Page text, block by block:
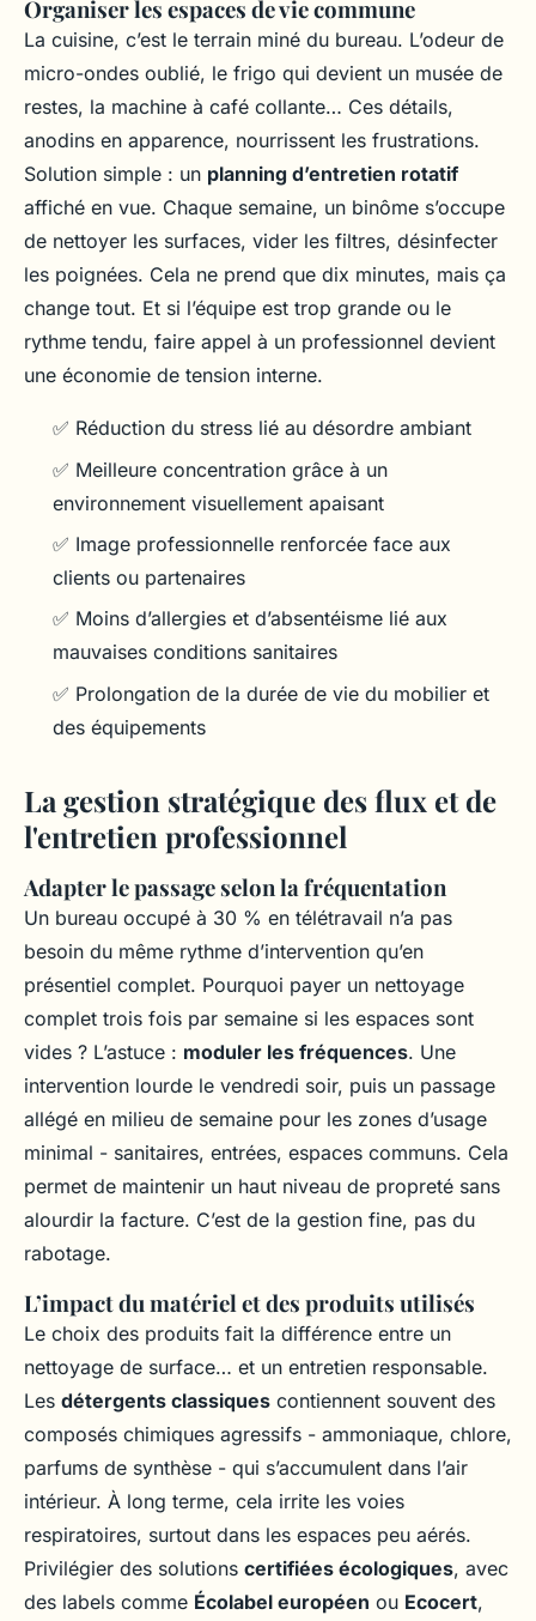
Organiser les espaces de vie commune
La cuisine, c’est le terrain miné du bureau. L’odeur de
micro-ondes oublié, le frigo qui devient un musée de
restes, la machine à café collante… Ces détails,
anodins en apparence, nourrissent les frustrations.
Solution simple : un planning d’entretien rotatif
affiché en vue. Chaque semaine, un binôme s’occupe
de nettoyer les surfaces, vider les filtres, désinfecter
les poignées. Cela ne prend que dix minutes, mais ça
change tout. Et si l’équipe est trop grande ou le
rythme tendu, faire appel à un professionnel devient
une économie de tension interne.
✅ Réduction du stress lié au désordre ambiant
✅ Meilleure concentration grâce à un
environnement visuellement apaisant
✅ Image professionnelle renforcée face aux
clients ou partenaires
✅ Moins d’allergies et d’absentéisme lié aux
mauvaises conditions sanitaires
✅ Prolongation de la durée de vie du mobilier et
des équipements
La gestion stratégique des flux et de
l'entretien professionnel
Adapter le passage selon la fréquentation
Un bureau occupé à 30 % en télétravail n’a pas
besoin du même rythme d’intervention qu’en
présentiel complet. Pourquoi payer un nettoyage
complet trois fois par semaine si les espaces sont
vides ? L’astuce : moduler les fréquences. Une
intervention lourde le vendredi soir, puis un passage
allégé en milieu de semaine pour les zones d’usage
minimal - sanitaires, entrées, espaces communs. Cela
permet de maintenir un haut niveau de propreté sans
alourdir la facture. C’est de la gestion fine, pas du
rabotage.
L’impact du matériel et des produits utilisés
Le choix des produits fait la différence entre un
nettoyage de surface… et un entretien responsable.
Les détergents classiques contiennent souvent des
composés chimiques agressifs - ammoniaque, chlore,
parfums de synthèse - qui s’accumulent dans l’air
intérieur. À long terme, cela irrite les voies
respiratoires, surtout dans les espaces peu aérés.
Privilégier des solutions certifiées écologiques, avec
des labels comme Écolabel européen ou Ecocert,